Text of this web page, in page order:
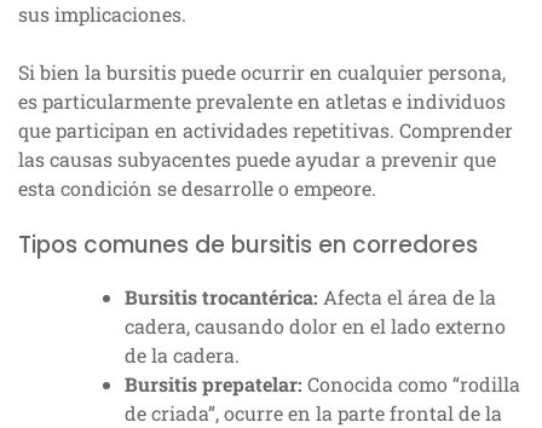
sus implicaciones.
Si bien la bursitis puede ocurrir en cualquier persona,
es particularmente prevalente en atletas e individuos
que participan en actividades repetitivas. Comprender
las causas subyacentes puede ayudar a prevenir que
esta condición se desarrolle o empeore.
Tipos comunes de bursitis en corredores
Bursitis trocantérica: Afecta el área de la
cadera, causando dolor en el lado externo
de la cadera.
Bursitis prepatelar: Conocida como “rodilla
de criada”, ocurre en la parte frontal de la